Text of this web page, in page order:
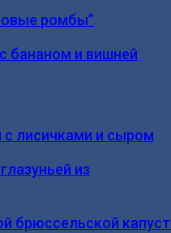
ромбы”
бананом и вишней
лисичками и сыром
из
брюссельской